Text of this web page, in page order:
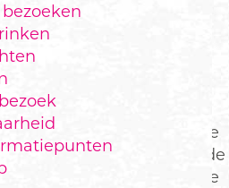
IN
EDE
Dat kan bij talloze
streekproducten van Ede
Bij verschillende